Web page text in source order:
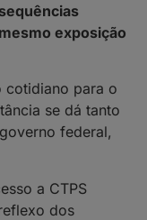
exposição
cotidiano para o
se dá tanto
federal,
a CTPS
dos